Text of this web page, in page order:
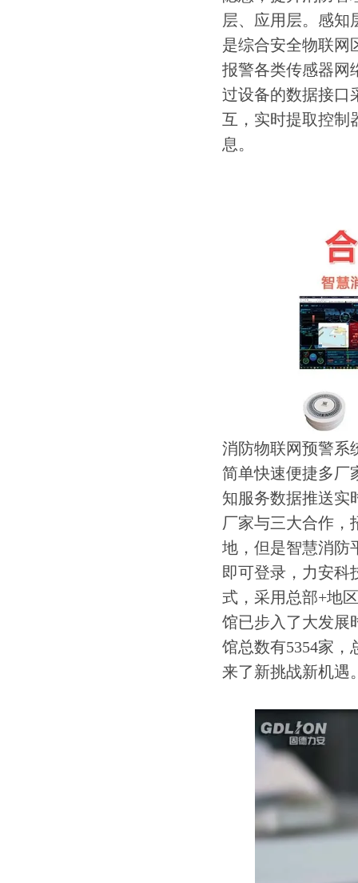
层、应用层。感知
是综合安全物联网
报警各类传感器网
过设备的数据接口
互，实时提取控制
息。
消防物联网预警系
简单快速便捷多厂
知服务数据推送实
厂家与三大合作，
地，但是智慧消防
即可登录，力安科
式，采用总部+地
馆已步入了大发展
馆总数有5354家，
来了新挑战新机遇